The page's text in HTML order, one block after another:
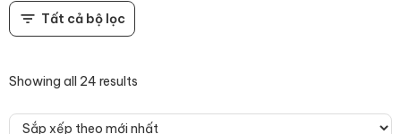
Tất cả bộ lọc
Showing all 24 results